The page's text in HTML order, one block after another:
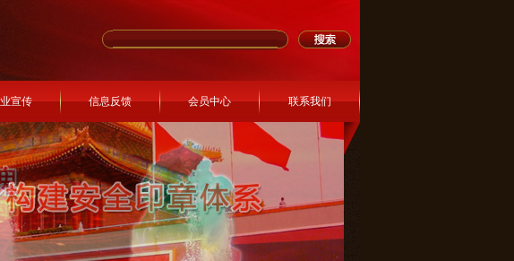
宣传 信息反馈 会员中心 联系我们